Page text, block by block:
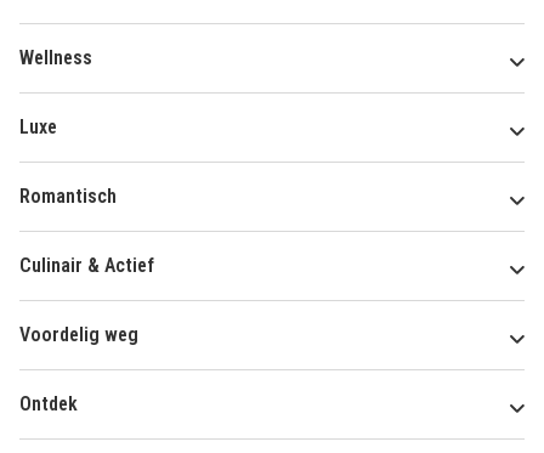
Wellness
Luxe
Romantisch
Culinair & Actief
Voordelig weg
Ontdek